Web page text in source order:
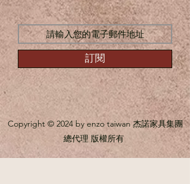
訂閱
Copyright © 2024 by enzo taiwan 杰諾家具集團
總代理 版權所有